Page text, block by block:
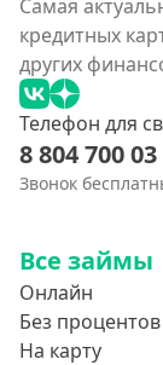
Самая
кредитных
других
Телефон для
8 804 700 03
Звонок
Все займы
Онлайн
Без процентов
На карту